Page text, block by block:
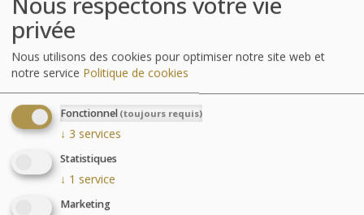
privée
Nous utilisons des cookies pour optimiser notre site web et
notre service Politique de cookies
Fonctionnel (toujours requis)
↓ 3 services
Statistiques
↓ 1 service
Marketing